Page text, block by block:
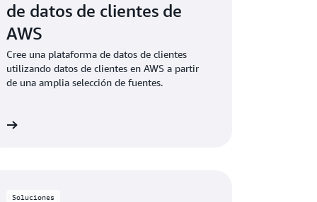
de datos de clientes de
AWS
Cree una plataforma de datos de clientes
utilizando datos de clientes en AWS a partir
de una amplia selección de fuentes.
Soluciones